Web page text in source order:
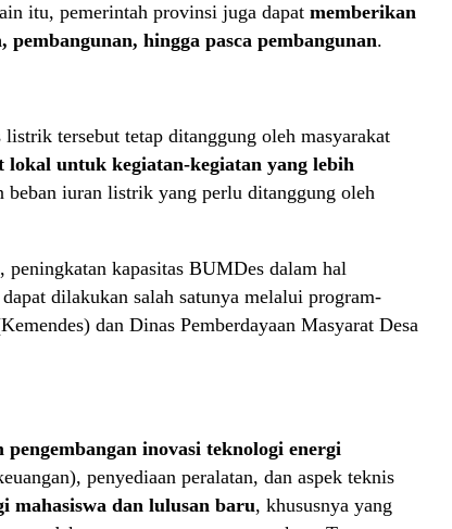
itu, pemerintah provinsi juga dapat memberikan
hingga pasca pembangunan.
tersebut tetap ditanggung oleh masyarakat
untuk kegiatan-kegiatan yang lebih
beban iuran listrik yang perlu ditanggung oleh
peningkatan kapasitas BUMDes dalam hal
dilakukan salah satunya melalui program-
dan Dinas Pemberdayaan Masyarat Desa
inovasi teknologi energi
penyediaan peralatan, dan aspek teknis
mahasiswa dan lulusan baru, khususnya yang